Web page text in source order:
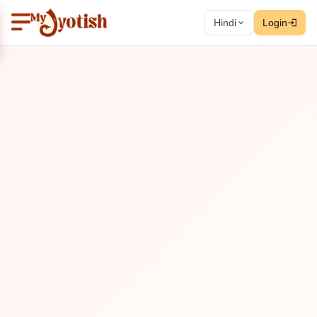
Hindi Login